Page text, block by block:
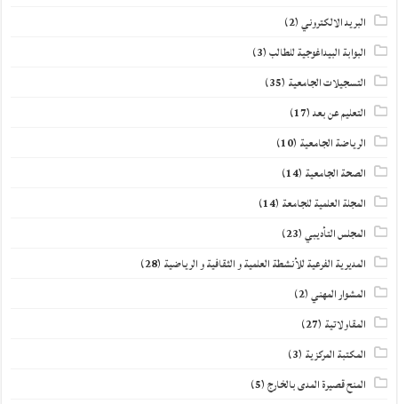
البريد الالكتروني(2)
البوابة البيداغوجية للطالب(3)
التسجيلات الجامعية (35)
التعليم عن بعد(17)
الرياضة الجامعية (10)
الصحة الجامعية (14)
المجلة العلمية للجامعة (14)
المجلس التأديبي(23)
المديرية الفرعية للأنشطة العلمية و الثقافية و الرياضية (28)
المشوار المهني(2)
المقاولاتية (27)
المكتبة المركزية (3)
المنح قصيرة المدى بالخارج(5)